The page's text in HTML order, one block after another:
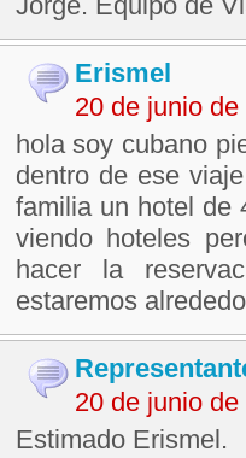
Erismel
20 de junio
hola soy cubano
dentro de ese
familia un hotel de
viendo hoteles
hacer la
estaremos
20 de junio
Estimado Erismel.